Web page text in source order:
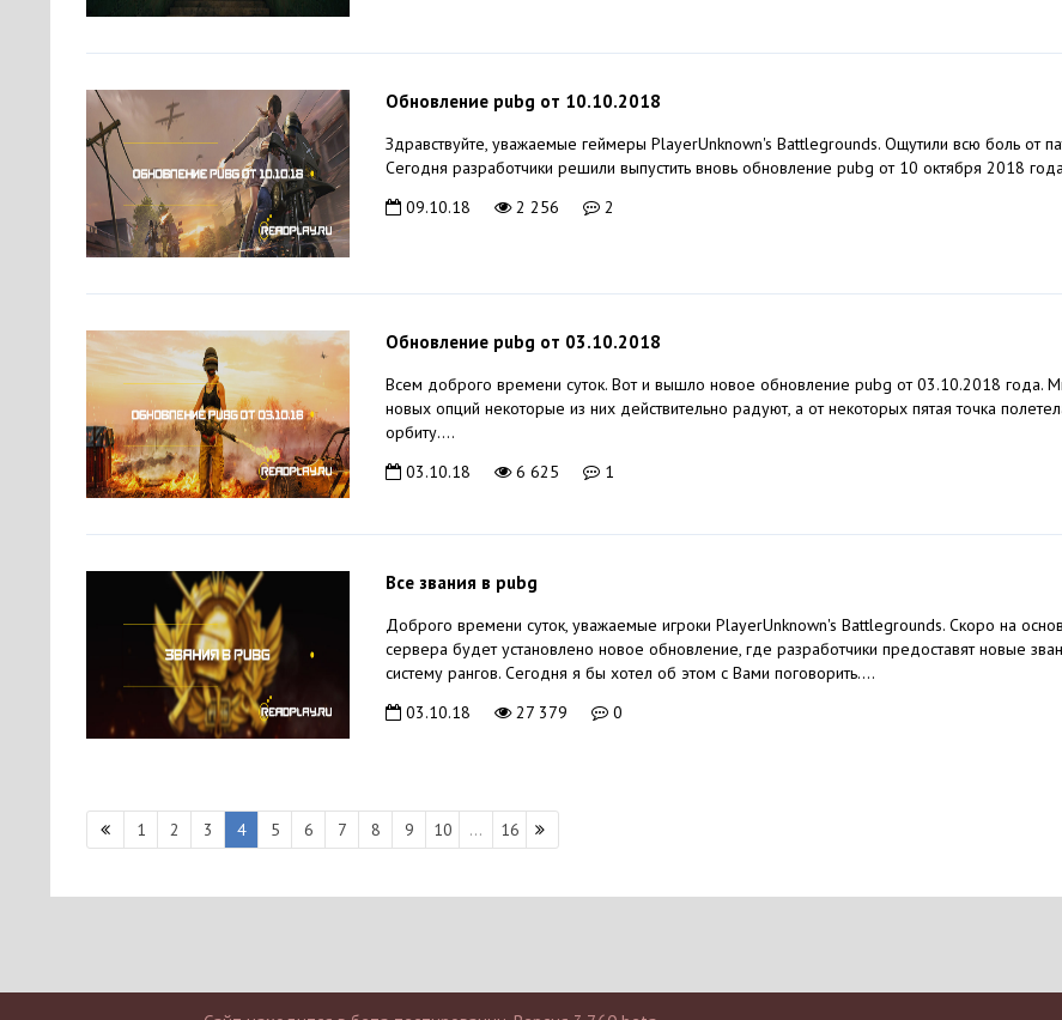
Обновление pubg от 10.10.2018
Здравствуйте, уважаемые геймеры PlayerUnknown's Battlegrounds. Ощутили всю боль от
Сегодня разработчики решили выпустить вновь обновление pubg от 10 октября 2018
09.10.18
2 256 2
Обновление pubg от 03.10.2018
Всем доброго времени суток. Вот и вышло новое обновление pubg от 03.10.2018 года.
новых опций некоторые из них действительно радуют, а от некоторых пятая точка
орбиту....
03.10.18
6 625 1
Все звания в pubg
Доброго времени суток, уважаемые игроки PlayerUnknown's Battlegrounds. Скоро на
сервера будет установлено новое обновление, где разработчики предоставят новые
систему рангов. Сегодня я бы хотел об этом с Вами поговорить....
03.10.18
27 379 0
1 2 3 4 5 6 7 8 9 10 ... 16